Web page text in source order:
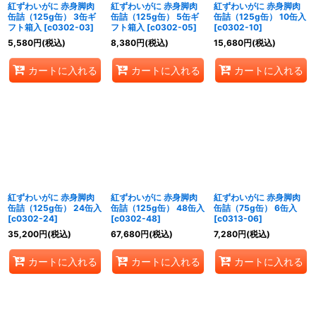
紅ずわいがに 赤身脚肉
缶詰（125g缶） 3缶ギ
フト箱入 [c0302-03]
5,580円(税込)
カートに入れる
紅ずわいがに 赤身脚肉
缶詰（125g缶） 5缶ギ
フト箱入 [c0302-05]
8,380円(税込)
カートに入れる
紅ずわいがに 赤身脚肉
缶詰（125g缶） 10缶入
[c0302-10]
15,680円(税込)
カートに入れる
紅ずわいがに 赤身脚肉
缶詰（125g缶） 24缶入
[c0302-24]
35,200円(税込)
カートに入れる
紅ずわいがに 赤身脚肉
缶詰（125g缶） 48缶入
[c0302-48]
67,680円(税込)
カートに入れる
紅ずわいがに 赤身脚肉
缶詰（75g缶） 6缶入
[c0313-06]
7,280円(税込)
カートに入れる